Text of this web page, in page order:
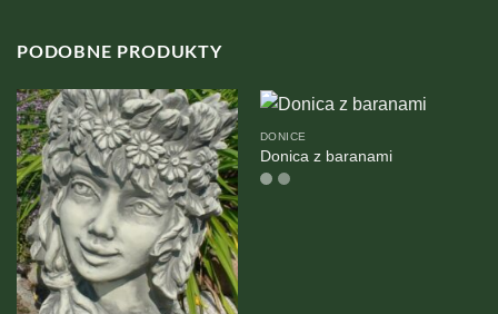
PODOBNE PRODUKTY
DONICE
Donica z baranami